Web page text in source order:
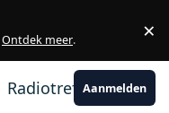
Ontdek meer. ×
RadiotrefpuntAanmelden